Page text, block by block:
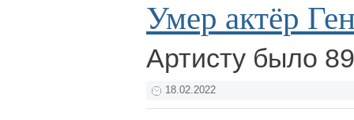
Умер актёр
Артисту было
18.02.2022